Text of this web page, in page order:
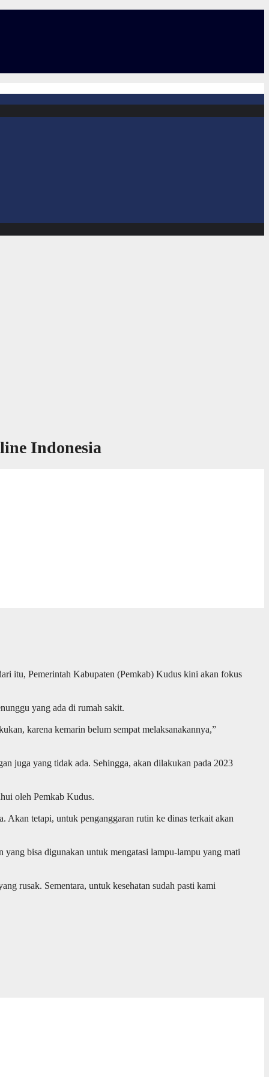
Indonesia
itu, Pemerintah Kabupaten (Pemkab) Kudus kini akan fokus
yang ada di rumah sakit.
karena kemarin belum sempat melaksanakannya,”
juga yang tidak ada. Sehingga, akan dilakukan pada 2023
oleh Pemkab Kudus.
Akan tetapi, untuk penganggaran rutin ke dinas terkait akan
bisa digunakan untuk mengatasi lampu-lampu yang mati
rusak. Sementara, untuk kesehatan sudah pasti kami